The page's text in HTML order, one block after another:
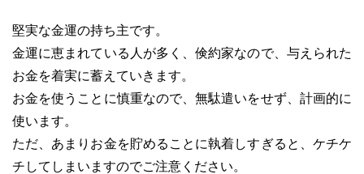
堅実な金運の持ち主です。
金運に恵まれている人が多く、倹約家なので、与えられた
お金を着実に蓄えていきます。
お金を使うことに慎重なので、無駄遣いをせず、計画的に
使います。
ただ、あまりお金を貯めることに執着しすぎると、ケチケ
チしてしまいますのでご注意ください。